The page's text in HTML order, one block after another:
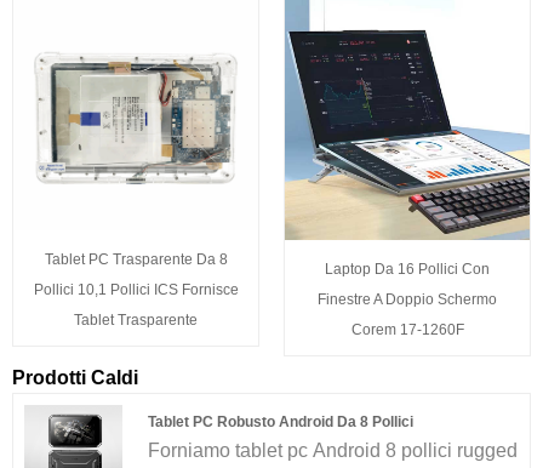
Tablet PC Trasparente Da 8
Pollici 10,1 Pollici ICS Fornisce
Tablet Trasparente
Laptop Da 16 Pollici Con
Finestre A Doppio Schermo
Corem 17-1260F
Prodotti Caldi
Tablet PC Robusto Android Da 8 Pollici
Forniamo tablet pc Android 8 pollici rugged